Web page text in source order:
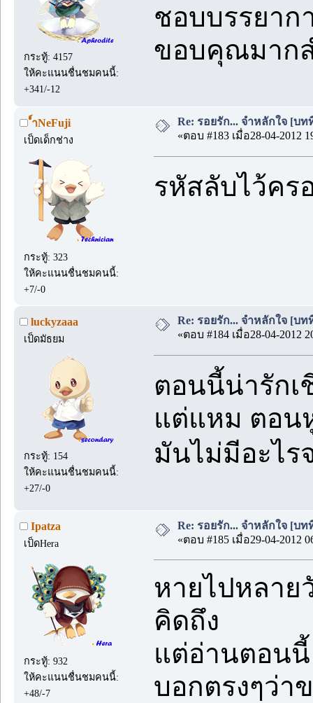
กระทู้: 4157
ให้คะแนนชื่นชมคนนี้:
+341/-12
ชอบบรรยาก
ขอบคุณมาก
์ำNeFuji
เป็ดเด็กช่าง
กระทู้: 323
ให้คะแนนชื่นชมคนนี้:
+7/-0
Re: รอยรัก... จำหลักใจ [บท
«ตอบ #183 เมื่อ28-04-2012
รหัสลับไว้คร
luckyzaaa
เป็ดมัธยม
กระทู้: 154
ให้คะแนนชื่นชมคนนี้:
+27/-0
Re: รอยรัก... จำหลักใจ [บท
«ตอบ #184 เมื่อ28-04-2012
ตอนนี้น่ารักเ
แต่แหม ตอน
มันไม่มีอะไร
Ipatza
เป็ดHera
กระทู้: 932
ให้คะแนนชื่นชมคนนี้:
+48/-7
Re: รอยรัก... จำหลักใจ [บท
«ตอบ #185 เมื่อ29-04-2012
หายไปหลาย
คิดถึง
แต่อ่านตอนนี้
บอกตรงๆว่า